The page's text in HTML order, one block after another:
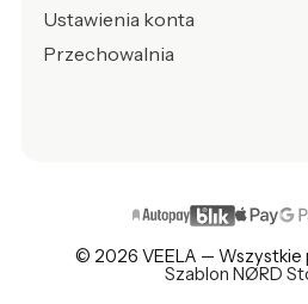
Ustawienia konta
Przechowalnia
© 2026 VEELA — Wszystkie
Szablon NØRD